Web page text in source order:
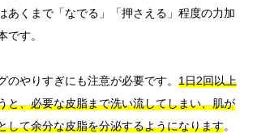
あくまで「なでる」「押さえる」程度の力加
です。
のやりすぎにも注意が必要です。 1日2回以上
と、必要な皮脂まで洗い流してしまい、肌が
して余分な皮脂を分泌するようになります。